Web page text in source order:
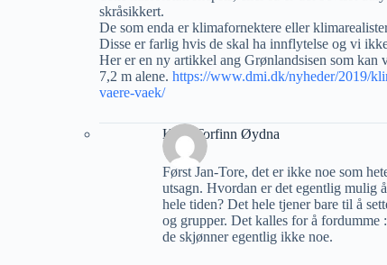
skråsikkert.
De som enda er klimafornektere eller
Disse er farlig hvis de skal ha innflytelse og vi
Her er en ny artikkel ang Grønlandsisen som
7,2 m alene. https://www.dmi.dk/nyheder/2019/
vaere-vaek/
Knut Torfinn Øydna
Først Jan-Tore, det er ikke noe som
utsagn. Hvordan er det egentlig mulig
hele tiden? Det hele tjener bare til å
og grupper. Det kalles for å fordumme
de skjønner egentlig ikke noe.